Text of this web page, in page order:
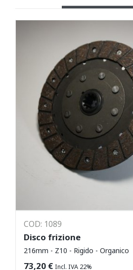
COD: 1089
Disco frizione
216mm - Z10 - Rigido - Organico
73,20 € Incl. IVA 22%